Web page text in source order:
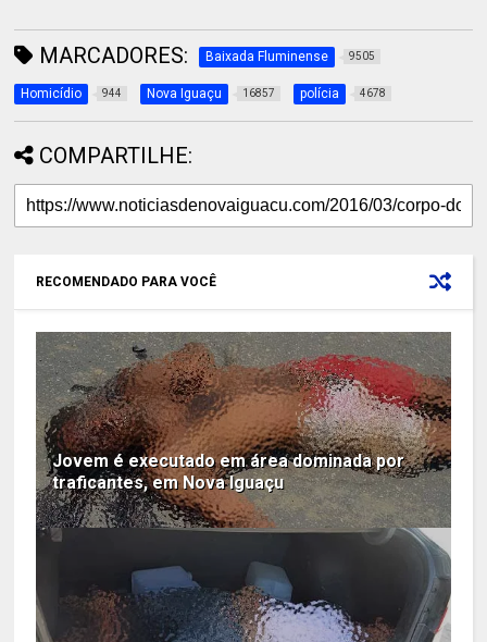
MARCADORES: Baixada Fluminense 9505
Homicídio 944 Nova Iguaçu 16857 polícia 4678
COMPARTILHE:
RECOMENDADO PARA VOCÊ
Jovem é executado em área dominada por
traficantes, em Nova Iguaçu